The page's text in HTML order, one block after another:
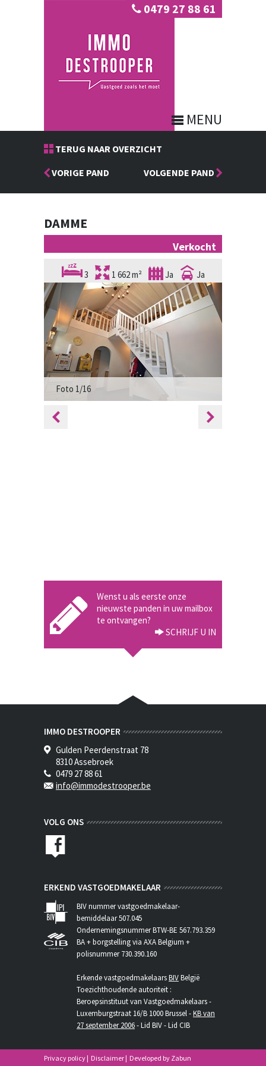
0479 27 88 61
MENU
TERUG NAAR OVERZICHT
VORIGE PAND
VOLGENDE PAND
DAMME
Verkocht
3 1 662 m² Ja Ja
Foto 1/16
Wenst u als eerste onze
nieuwste panden in uw mailbox
te ontvangen?
SCHRIJF U IN
IMMO DESTROOPER
Gulden Peerdenstraat 78
8310 Assebroek
0479 27 88 61
info@immodestrooper.be
VOLG ONS
ERKEND VASTGOEDMAKELAAR
BIV nummer vastgoedmakelaar-
bemiddelaar 507.045
Ondernemingsnummer BTW-BE 567.793.359
BA + borgstelling via AXA Belgium +
polisnummer 730.390.160
Erkende vastgoedmakelaarsBIVBelgië
Toezichthoudende autoriteit :
Beroepsinstituut van Vastgoedmakelaars -
Luxemburgstraat 16/B 1000 Brussel -KB van
27 september 2006- Lid BIV - Lid CIB
Privacy policy | Disclaimer | Developed by Zabun